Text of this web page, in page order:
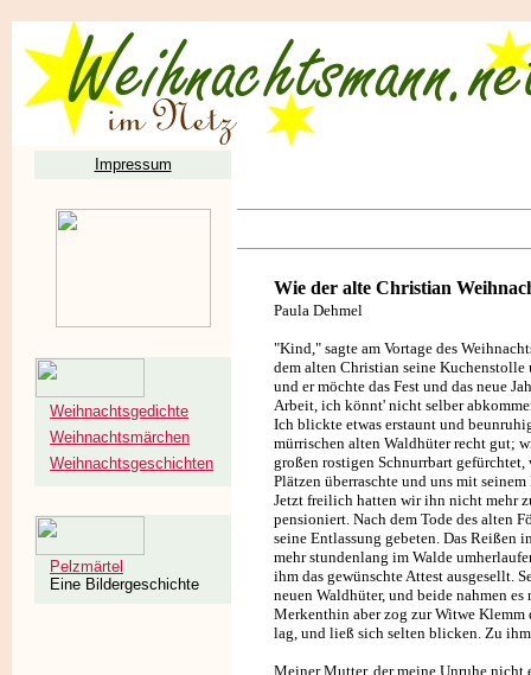
Impressum
Weihnachtsgedichte
Weihnachtsmärchen
Weihnachtsgeschichten
Pelzmärtel
Eine Bildergeschichte
Wie der alte Christian
Paula Dehmel
"Kind," sagte am Vortage des
dem alten Christian seine Kuchenstolle
und er möchte das Fest und das neue
Arbeit, ich könnt' nicht selber
Ich blickte etwas erstaunt und
mürrischen alten Waldhüter recht gut;
großen rostigen Schnurrbart gefürchtet,
Plätzen überraschte und uns mit
Jetzt freilich hatten wir ihn nicht mehr
pensioniert. Nach dem Tode des alten
seine Entlassung gebeten. Das Reißen
mehr stundenlang im Walde
ihm das gewünschte Attest ausgesellt.
neuen Waldhüter, und beide nahmen
Merkenthin aber zog zur Witwe Klemm
lag, und ließ sich selten blicken. Zu
Meiner Mutter, der meine Unruhe nicht